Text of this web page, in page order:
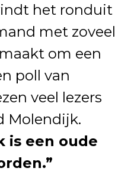
het ronduit
met zoveel
om een
poll van
veel lezers
Molendijk.
is een oude